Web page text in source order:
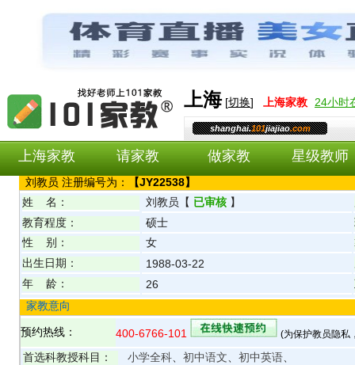
上海[切换] 上海家教 24小时
shanghai.101jiajiao.com
上海家教 请家教 做家教 星级教师
刘教员 注册编号为： 【JY22538】
姓 名：
刘教员 【 已审核 】
教育程度：
硕士
性 别：
女
出生日期：
1988-03-22
年 龄：
26
家教意向
预约热线： 400-6766-101 (为保护教员隐私
首选科教授科目： 小学全科 初中语文 初中英语